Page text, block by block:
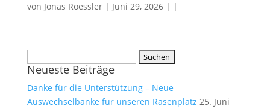
von Jonas Roessler| Juni 29, 2026 | |
nach:
Neueste Beiträge
Danke für die Unterstützung – Neue
Auswechselbänke für unseren Rasenplatz 25. Juni